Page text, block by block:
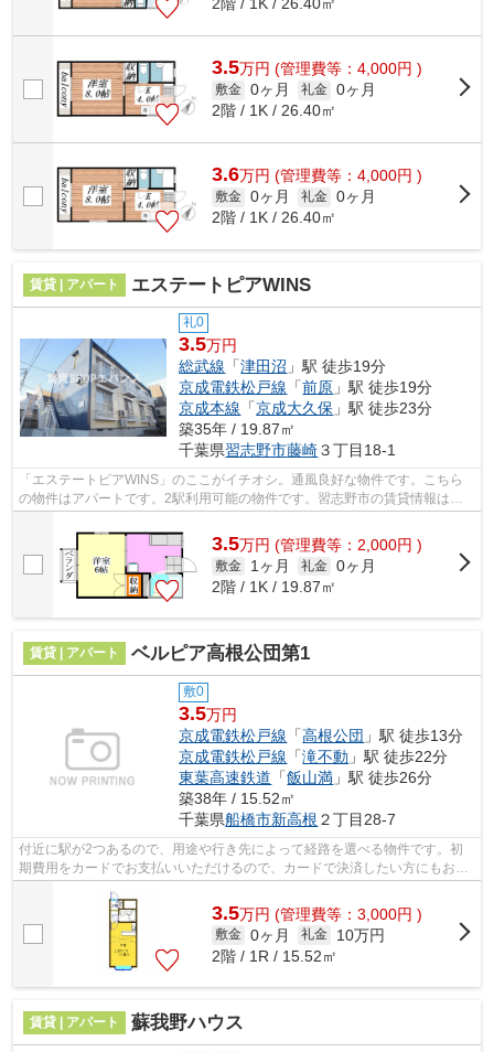
2階 / 1K / 26.40㎡
3.5万円 (管理費等：4,000円 )
敷金 0ヶ月 礼金 0ヶ月
2階 / 1K / 26.40㎡
3.6万円 (管理費等：4,000円 )
敷金 0ヶ月 礼金 0ヶ月
2階 / 1K / 26.40㎡
賃貸 | アパート エステートピアWINS
礼0
3.5万円
総武線 「津田沼 」駅 徒歩19分
京成電鉄松戸線 「前原 」駅 徒歩19分
京成本線 「京成大久保 」駅 徒歩23分
築35年 / 19.87㎡
千葉県習志野市藤崎３丁目18-1
「エステートピアWINS」のここがイチオシ。通風良好な物件です。こちら
の物件はアパートです。2駅利用可能の物件です。習志野市の賃貸情報は私
3.5万円 (管理費等：2,000円 )
敷金 1ヶ月 礼金 0ヶ月
2階 / 1K / 19.87㎡
賃貸 | アパート ベルピア高根公団第1
敷0
3.5万円
京成電鉄松戸線 「高根公団 」駅 徒歩13分
京成電鉄松戸線 「滝不動 」駅 徒歩22分
東葉高速鉄道 「飯山満 」駅 徒歩26分
築38年 / 15.52㎡
千葉県船橋市新高根 ２丁目28-7
付近に駅が2つあるので、用途や行き先によって経路を選べる物件です。初
期費用をカードでお支払いいただけるので、カードで決済したい方にもおす
3.5万円 (管理費等：3,000円 )
敷金 0ヶ月 礼金
10万円
2階 / 1R / 15.52㎡
賃貸 | アパート 蘇我野ハウス